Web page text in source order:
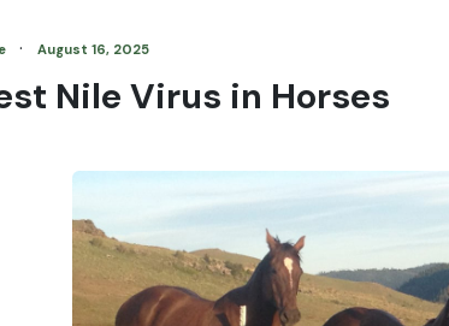
·August 16, 2025
Nile Virus in Horses